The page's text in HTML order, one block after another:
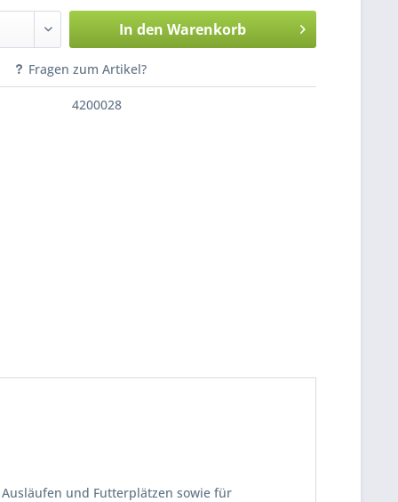
In den Warenkorb
Fragen zum Artikel?
4200028
und Futterplätzen sowie für